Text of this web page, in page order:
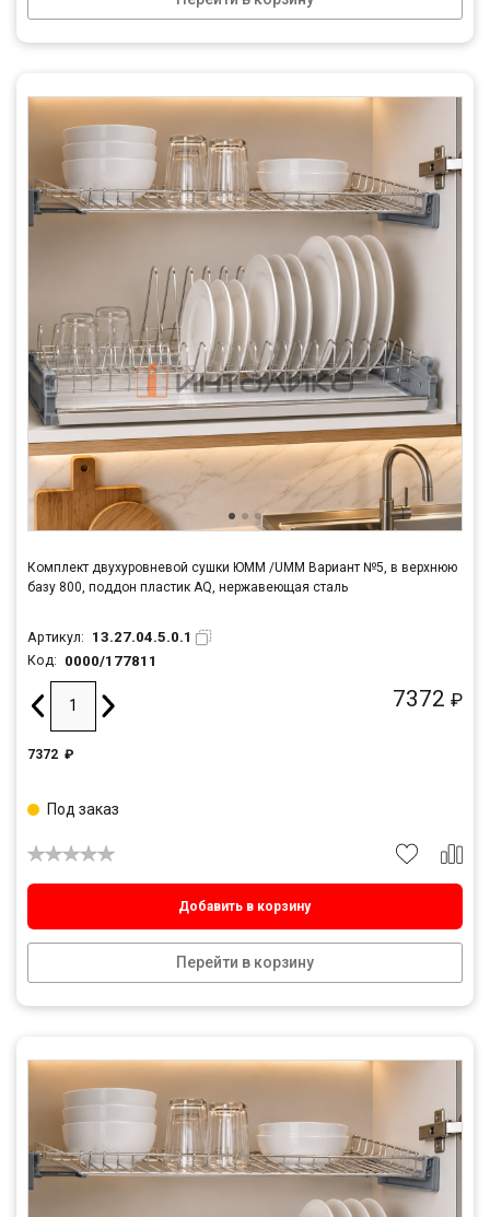
Комплект двухуровневой сушки ЮММ /UMM Вариант №5, в верхнюю
базу 800, поддон пластик AQ, нержавеющая сталь
Артикул: 13.27.04.5.0.1
Код: 0000/177811
7372 ₽
7372 ₽
Добавить в корзину
Перейти в корзину
Под заказ